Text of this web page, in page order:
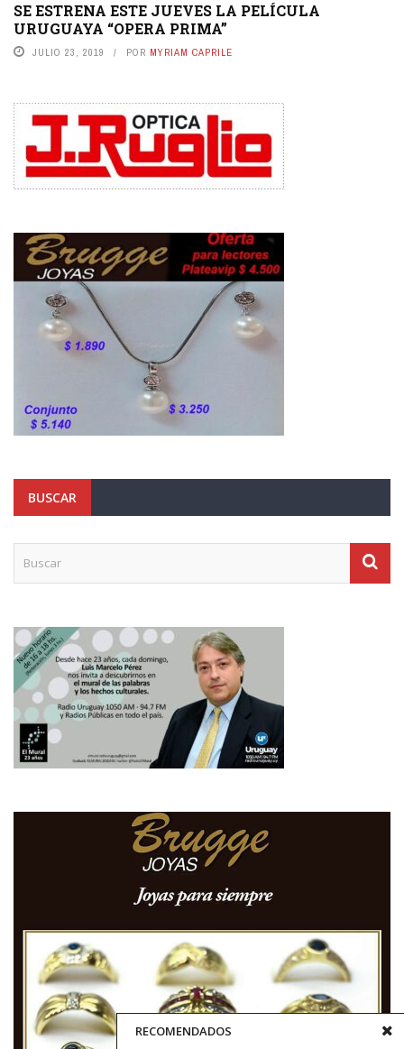
SE ESTRENA ESTE JUEVES LA PELÍCULA
URUGUAYA “OPERA PRIMA”
JULIO 23, 2019 POR MYRIAM CAPRILE
RECOMENDADOS
BUSCAR